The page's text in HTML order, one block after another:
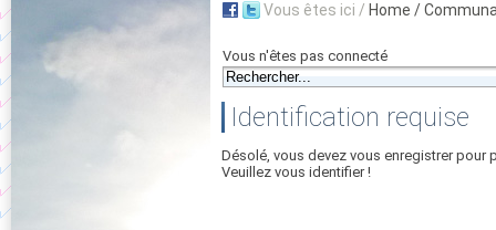
Vous êtes ici / Home /
Vous n'êtes pas connecté
Identification requise
Désolé, vous devez vous enregistrer pour
Veuillez vous identifier !